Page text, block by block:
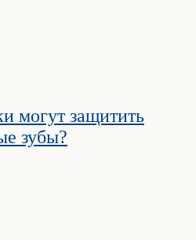
могут защитить
зубы?